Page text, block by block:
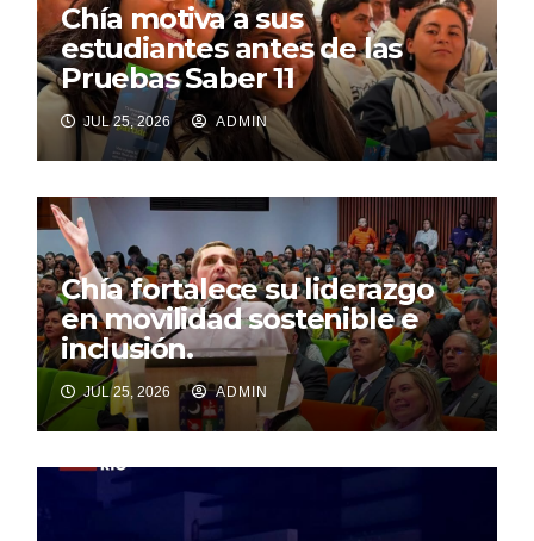
Chía motiva a sus
estudiantes antes de las
Pruebas Saber 11
JUL 25, 2026 ADMIN
Chía fortalece su liderazgo
en movilidad sostenible e
inclusión.
JUL 25, 2026 ADMIN